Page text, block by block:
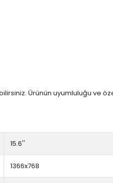
Ürünün uyumluluğu
15.6''
1366x768